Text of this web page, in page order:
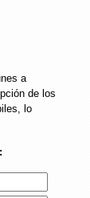
a
de los
lo